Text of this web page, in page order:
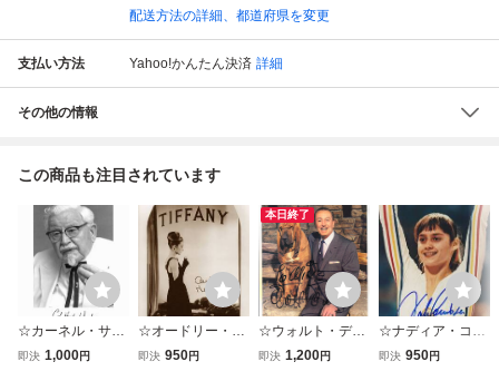
配送方法の詳細、都道府県を変更
支払い方法 Yahoo!かんたん決済 詳細
その他の情報
この商品も注目されています
☆カーネル・サン
ダース◆サイン入
即決 1,000円
☆オードリー・ヘ
ップバーン◆サイ
即決 950円
本日終了
☆ウォルト・ディ
ズニー◆サイン入
即決 1,200円
☆ナディア・コマ
ネチ◆サイン入り
即決 950円